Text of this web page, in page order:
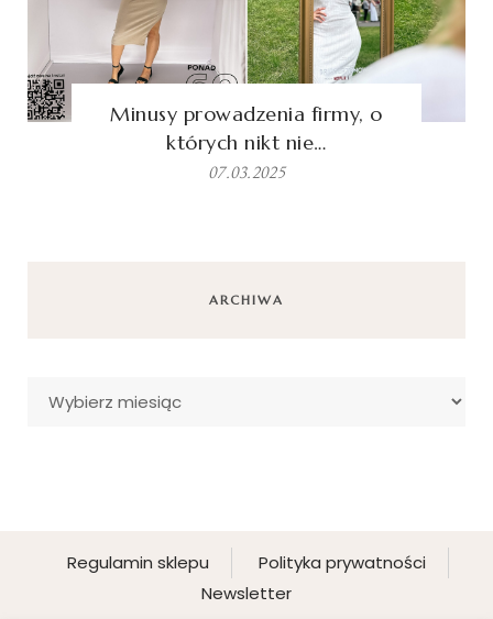
Minusy prowadzenia firmy, o
których nikt nie…
07.03.2025
ARCHIWA
Regulamin sklepu
Polityka prywatności
Newsletter